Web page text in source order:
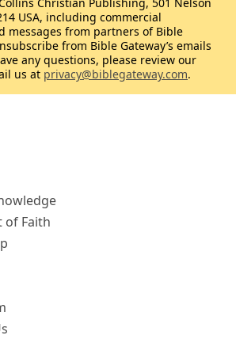
of Faith
USA, including commercial
messages from partners of Bible
from Bible Gateway’s emails
any questions, please review our
us at privacy@biblegateway.com.